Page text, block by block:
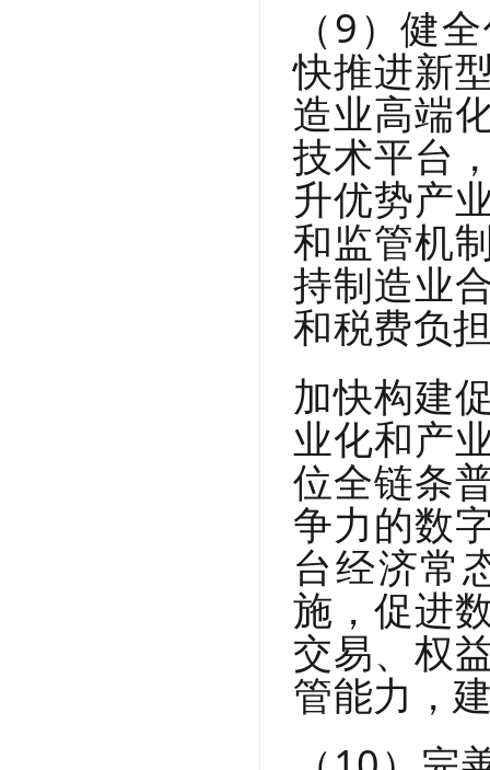
（9）健
快推进新
造业高端
技术平台
升优势产
和监管机
持制造业
和税费负
加快构建
业化和产
位全链条
争力的数
台经济常
施，促进
交易、权
管能力，